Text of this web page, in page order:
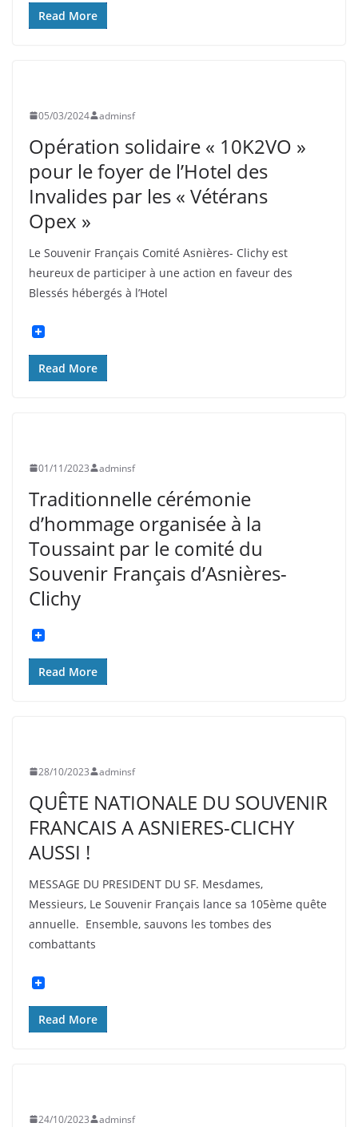
Read More
05/03/2024 adminsf
Opération solidaire « 10K2VO »
pour le foyer de l’Hotel des
Invalides par les « Vétérans
Opex »
Le Souvenir Français Comité Asnières- Clichy est
heureux de participer à une action en faveur des
Blessés hébergés à l’Hotel
Read More
01/11/2023 adminsf
Traditionnelle cérémonie
d’hommage organisée à la
Toussaint par le comité du
Souvenir Français d’Asnières-
Clichy
Read More
28/10/2023 adminsf
QUÊTE NATIONALE DU SOUVENIR
FRANCAIS A ASNIERES-CLICHY
AUSSI !
MESSAGE DU PRESIDENT DU SF. Mesdames,
Messieurs, Le Souvenir Français lance sa 105ème quête
annuelle. Ensemble, sauvons les tombes des
combattants
Read More
24/10/2023 adminsf